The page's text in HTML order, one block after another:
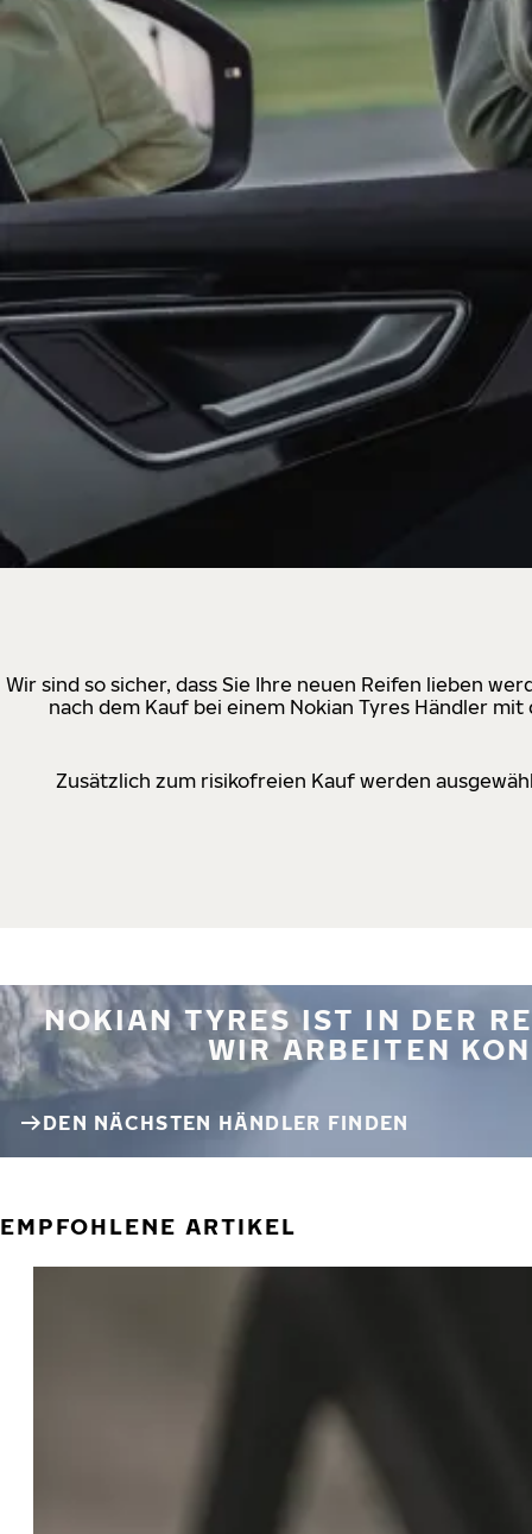
Wir sind so sicher, dass Sie Ihre neuen Reifen lieben
nach dem Kauf bei einem Nokian Tyres Händler
Zusätzlich zum risikofreien Kauf werden
NOKIAN TYRES IST IN DER
WIR ARBEITEN
DEN NÄCHSTEN HÄNDLER FINDEN
EMPFOHLENE ARTIKEL